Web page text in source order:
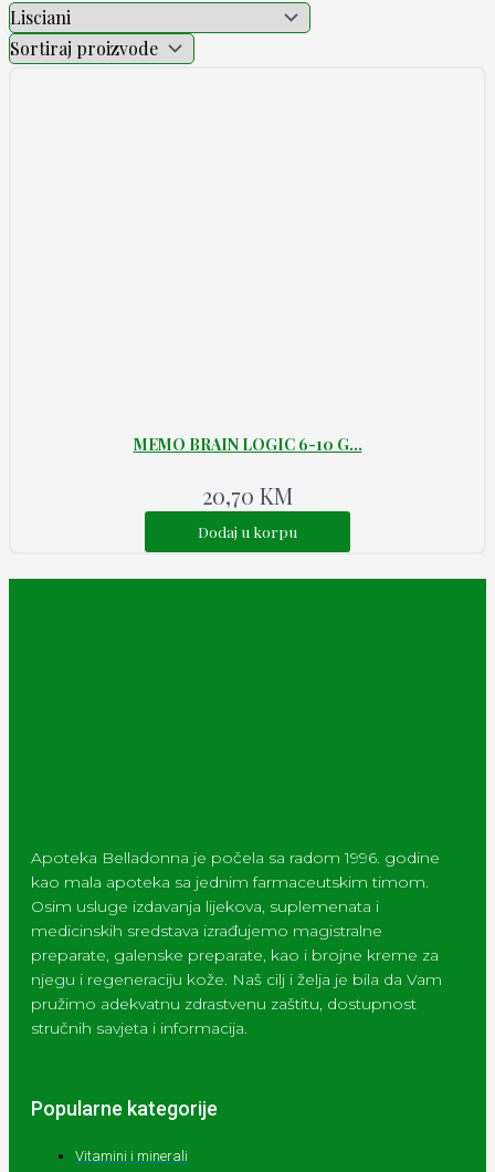
MEMO BRAIN LOGIC 6-10 G...
20,70 KM
Dodaj u korpu
Apoteka Belladonna je počela sa radom 1996. godine
kao mala apoteka sa jednim farmaceutskim timom.
Osim usluge izdavanja lijekova, suplemenata i
medicinskih sredstava izrađujemo magistralne
preparate, galenske preparate, kao i brojne kreme za
njegu i regeneraciju kože. Naš cilj i želja je bila da Vam
pružimo adekvatnu zdrastvenu zaštitu, dostupnost
stručnih savjeta i informacija.
Popularne kategorije
Vitamini i minerali